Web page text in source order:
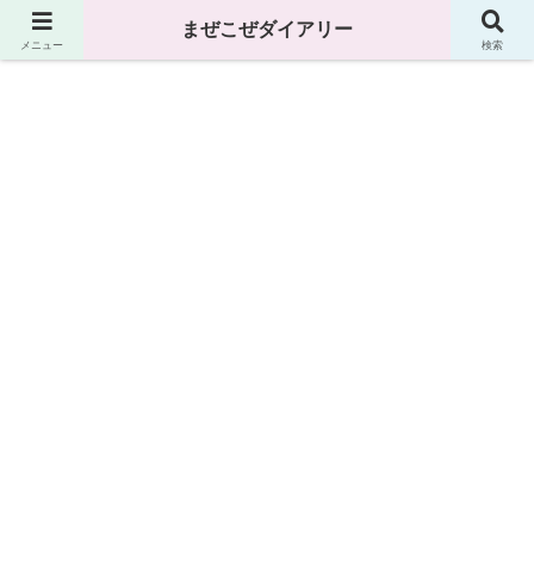
まぜこぜダイアリー
メニュー
まぜこぜダイアリー
検索